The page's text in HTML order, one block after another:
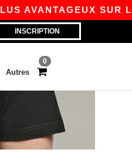
SUR L’APP !
INSCRIPTION
0
Autres